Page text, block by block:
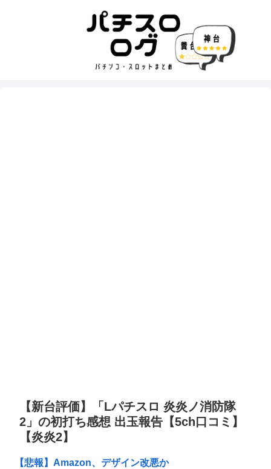
【新台評価】「Lパチスロ 炎炎ノ消防隊
2」の初打ち感想 出玉報告【5ch口コミ】
【炎炎2】
【悲報】Amazon、デザイン改悪か